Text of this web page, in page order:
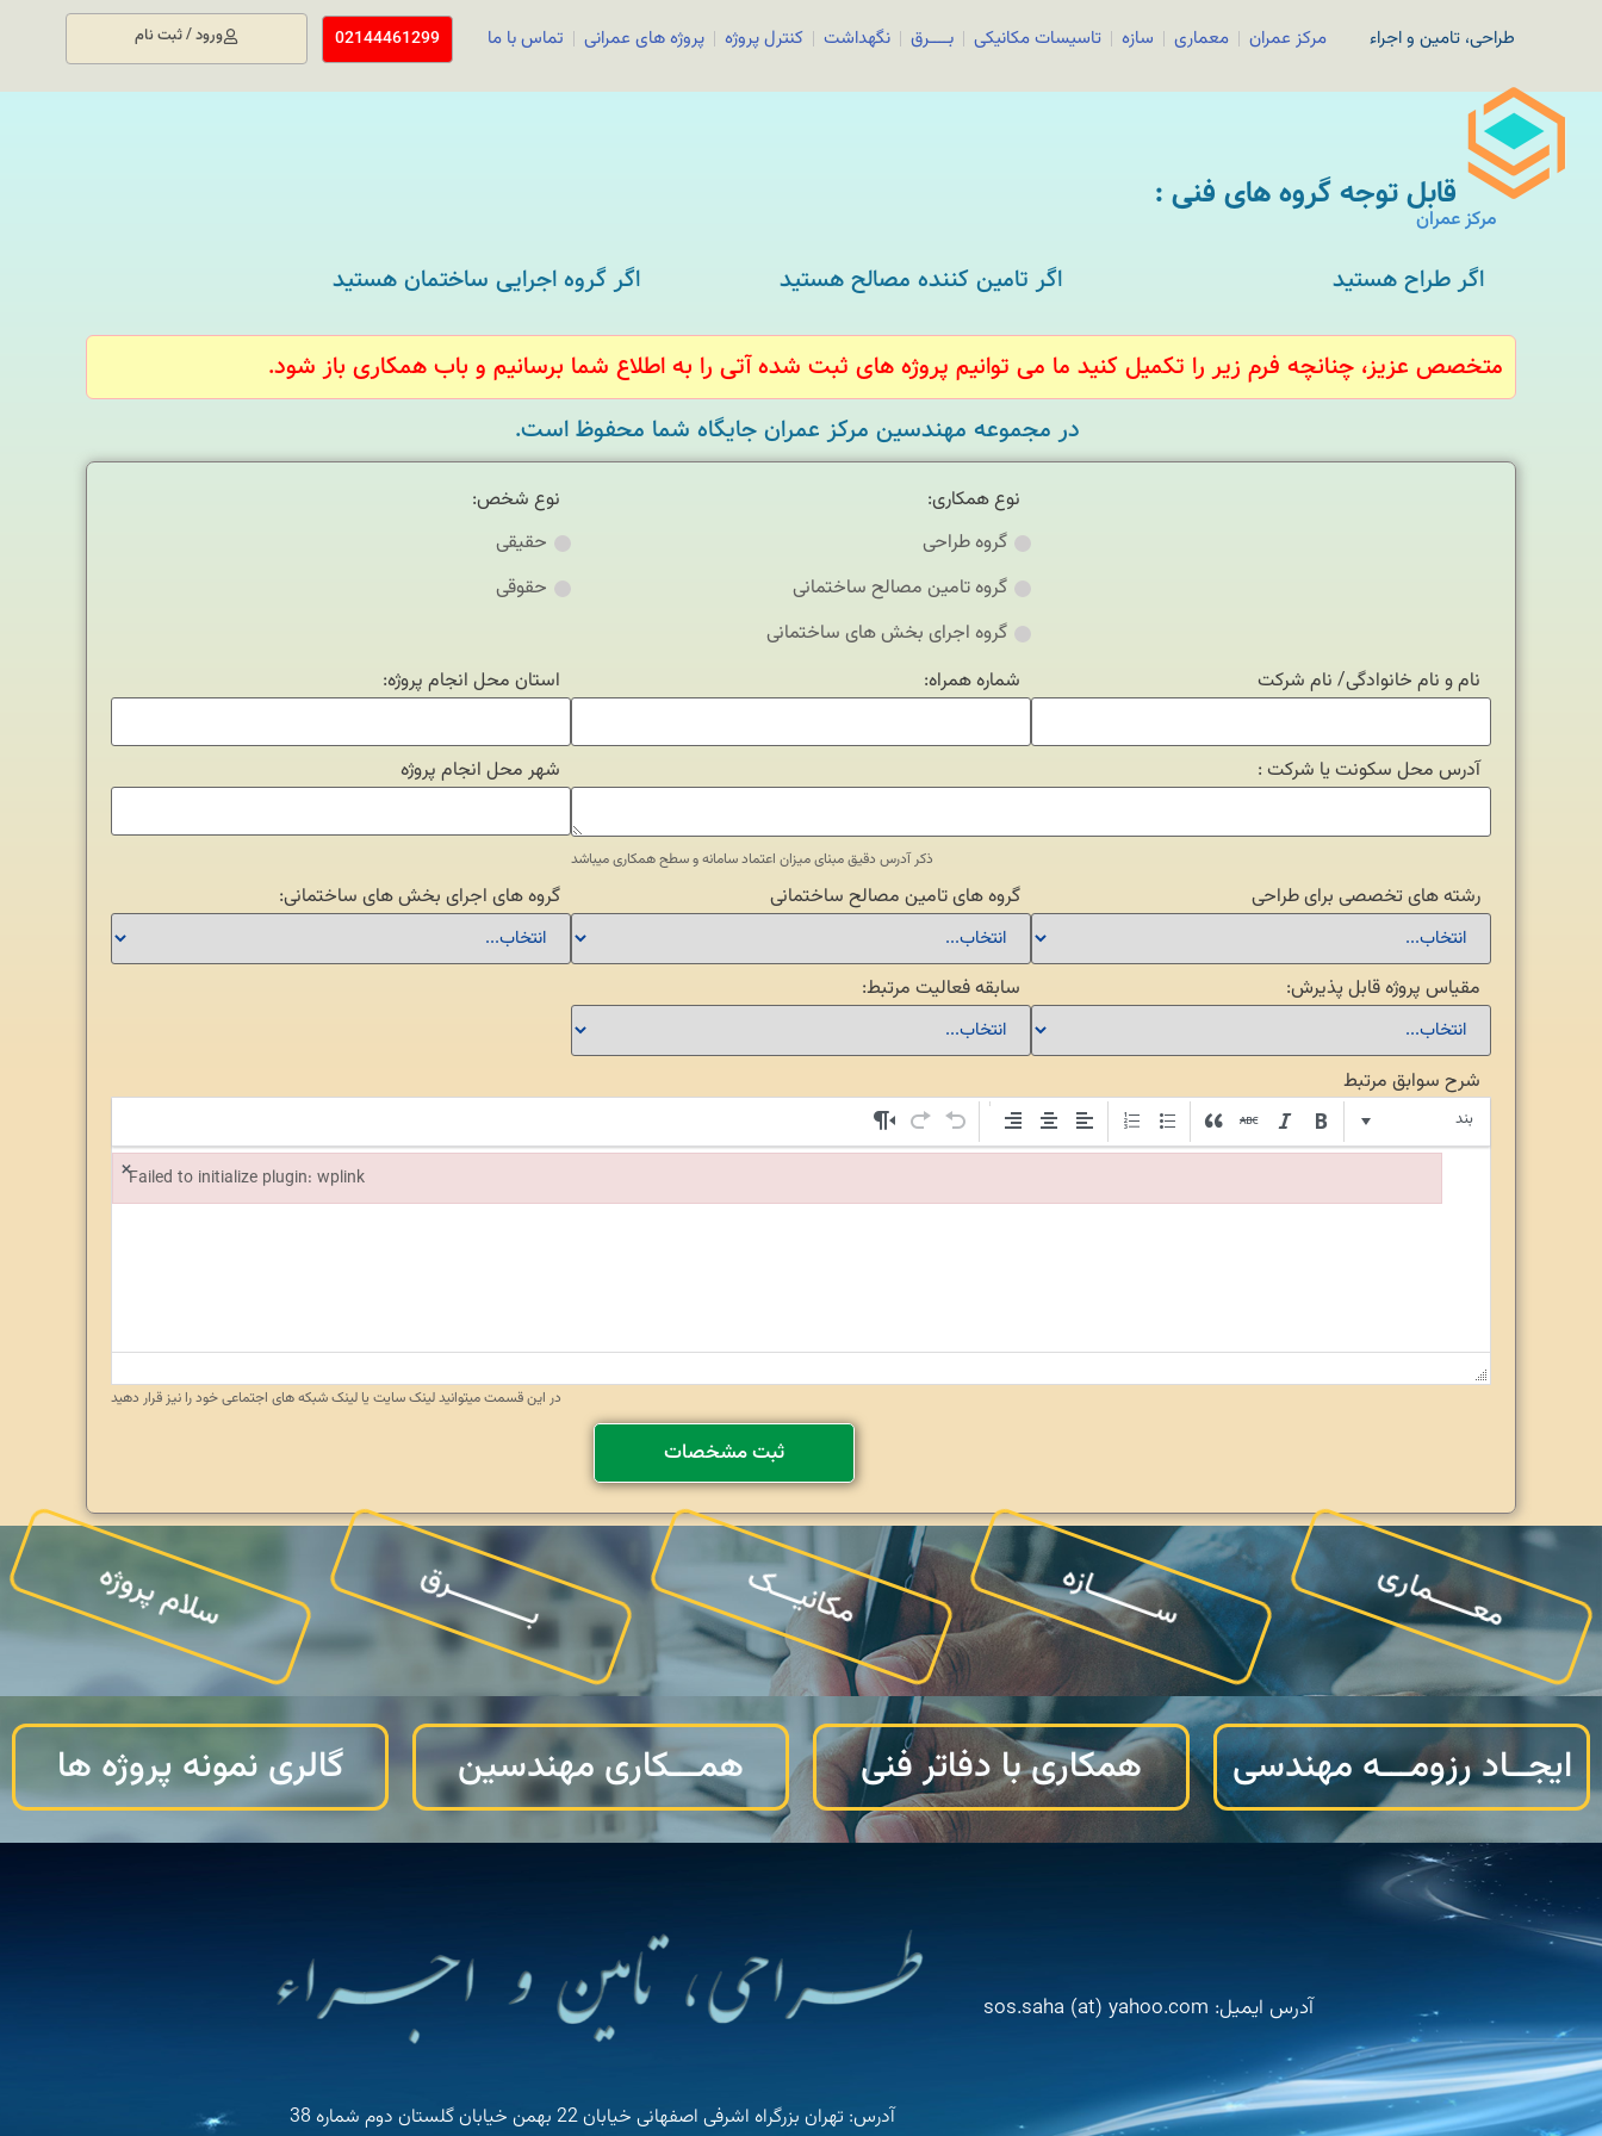
طراحی، تامین و اجراء
مرکز عمران
مرکز عمران معماری سازه تاسیسات مکانیکی بــــرق نگهداشت کنترل پروژه پروژه های عمرانی تماس با ما 02144461299 ورود / ثبت نام
قابل توجه گروه های فنی :
اگر طراح هستید اگر تامین کننده مصالح هستید اگر گروه اجرایی ساختمان هستید
متخصص عزیز، چنانچه فرم زیر را تکمیل کنید ما می توانیم پروژه های ثبت شده آتی را به اطلاع شما برسانیم و باب همکاری باز شود.
در مجموعه مهندسین مرکز عمران جایگاه شما محفوظ است.
نوع همکاری:
گروه طراحی
گروه تامین مصالح ساختمانی
گروه اجرای بخش های ساختمانی
نوع شخص:
حقیقی
حقوقی
نام و نام خانوادگی/ نام شرکت شماره همراه: استان محل انجام پروژه:
آدرس محل سکونت یا شرکت :
ذکر آدرس دقیق مبنای میزان اعتماد سامانه و سطح همکاری میباشد
شهر محل انجام پروژه
رشته های تخصصی برای طراحی گروه های تامین مصالح ساختمانی گروه های اجرای بخش های ساختمانی:
مقیاس پروژه قابل پذیرش: سابقه فعالیت مرتبط:
شرح سوابق مرتبط
بند
در این قسمت میتوانید لینک سایت یا لینک شبکه های اجتماعی خود را نیز قرار دهید
ثبت مشخصات
معـــــماری ســــــــازه مکانیـــک بــــــــــرق سلام پروژه
ایجــاد رزومـــه مهندسی همکاری با دفاتر فنی همـــکاری مهندسین گالری نمونه پروژه ها
آدرس ایمیل: sos.saha (at) yahoo.com
آدرس: تهران بزرگراه اشرفی اصفهانی خیابان 22 بهمن خیابان گلستان دوم شماره 38
Failed to initialize plugin: wplink
×
Failed to initialize plugin: wplink